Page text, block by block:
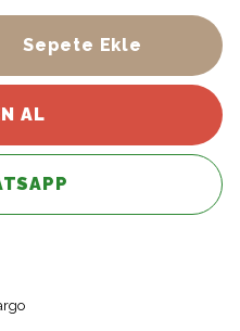
Sepete Ekle
AL